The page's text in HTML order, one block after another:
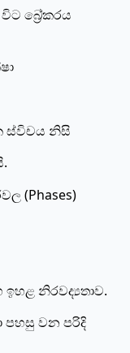
බ්‍රේකරය
ස්විචය නිසි
(Phases)
නිරවද්‍යතාව.
පහසු වන පරිදි